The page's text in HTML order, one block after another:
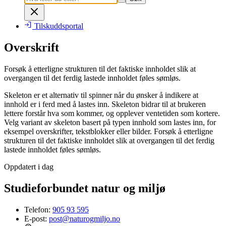
Tilskuddsportal
Overskrift
Forsøk å etterligne strukturen til det faktiske innholdet slik at
overgangen til det ferdig lastede innholdet føles sømløs.
Skeleton er et alternativ til spinner når du ønsker å indikere at
innhold er i ferd med å lastes inn. Skeleton bidrar til at brukeren
lettere forstår hva som kommer, og opplever ventetiden som kortere.
Velg variant av skeleton basert på typen innhold som lastes inn, for
eksempel overskrifter, tekstblokker eller bilder. Forsøk å etterligne
strukturen til det faktiske innholdet slik at overgangen til det ferdig
lastede innholdet føles sømløs.
Oppdatert i dag
Studieforbundet natur og miljø
Telefon: 905 93 595
E-post: post@naturogmiljo.no